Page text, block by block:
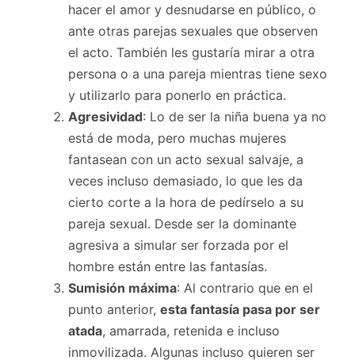
hacer el amor y desnudarse en público, o
ante otras parejas sexuales que observen
el acto. También les gustaría mirar a otra
persona o a una pareja mientras tiene sexo
y utilizarlo para ponerlo en práctica.
Agresividad: Lo de ser la niña buena ya no
está de moda, pero muchas mujeres
fantasean con un acto sexual salvaje, a
veces incluso demasiado, lo que les da
cierto corte a la hora de pedírselo a su
pareja sexual. Desde ser la dominante
agresiva a simular ser forzada por el
hombre están entre las fantasías.
Sumisión máxima: Al contrario que en el
punto anterior, esta fantasía pasa por ser
atada, amarrada, retenida e incluso
inmovilizada. Algunas incluso quieren ser